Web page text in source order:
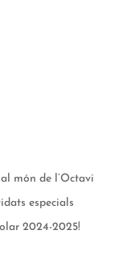
món de l’Octavi
especials
2024-2025!